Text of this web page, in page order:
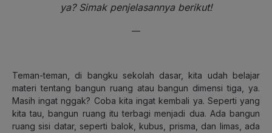
ya? Simak penjelasannya berikut!
—
Teman-teman, di bangku sekolah dasar, kita udah belajar
materi tentang bangun ruang atau bangun dimensi tiga, ya.
Masih ingat nggak? Coba kita ingat kembali ya. Seperti yang
kita tau, bangun ruang itu terbagi menjadi dua. Ada bangun
ruang sisi datar, seperti balok, kubus, prisma, dan limas, ada